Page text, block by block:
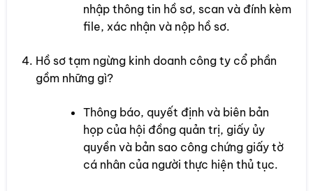
nhập thông tin hồ sơ, scan và đính kèm
file, xác nhận và nộp hồ sơ.
Hồ sơ tạm ngừng kinh doanh công ty cổ phần
gồm những gì?
Thông báo, quyết định và biên bản
họp của hội đồng quản trị, giấy ủy
quyền và bản sao công chứng giấy tờ
cá nhân của người thực hiện thủ tục.